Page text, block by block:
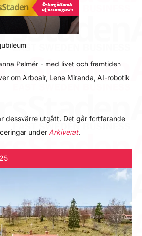
Palmér - med livet och framtiden
om Arboair, Lena Miranda, AI-robotik
dessvärre utgått. Det går fortfarande
under Arkiverat.